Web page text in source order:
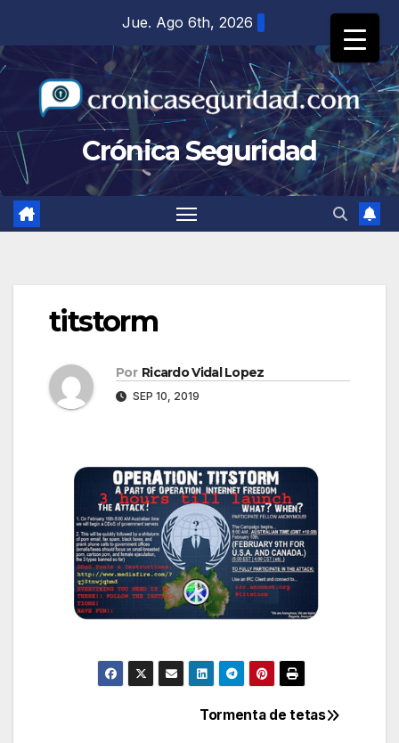
contenido
Jue. Ago 6th, 2026
Crónica Seguridad
titstorm
Por Ricardo Vidal Lopez
SEP 10, 2019
Tormenta de tetas